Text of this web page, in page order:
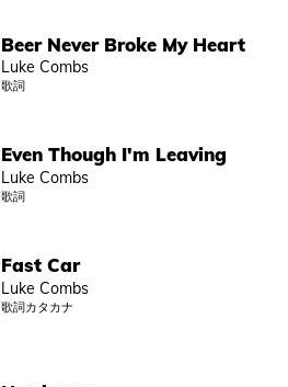
Beer Never Broke My Heart
Luke Combs
歌詞
Even Though I'm Leaving
Luke Combs
歌詞
Fast Car
Luke Combs
歌詞カタカナ